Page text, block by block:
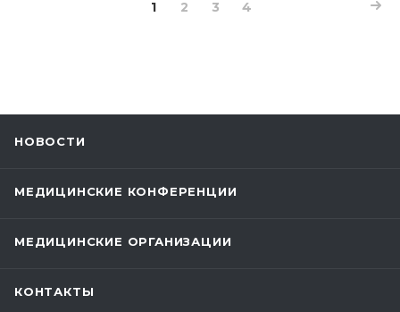
1 2 3 4
НОВОСТИ
МЕДИЦИНСКИЕ КОНФЕРЕНЦИИ
МЕДИЦИНСКИЕ ОРГАНИЗАЦИИ
КОНТАКТЫ